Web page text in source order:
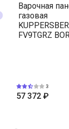
Варочная
газовая
FV9TGRZ
3
57 372 ₽